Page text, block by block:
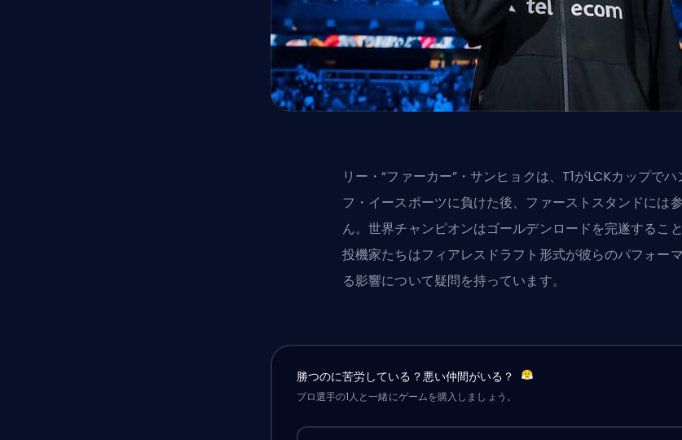
リー・“ファーカー”・サンヒョクは、T1がLCKカップでハ
フ・イースポーツに負けた後、ファーストスタンドには
ん。世界チャンピオンはゴールデンロードを完遂すること
投機家たちはフィアレスドラフト形式が彼らのパフォー
る影響について疑問を持っています。
勝つのに苦労している？悪い仲間がいる？
プロ選手の1人と一緒にゲームを購入しましょう。